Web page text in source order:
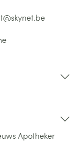
skynet.be
Apotheker